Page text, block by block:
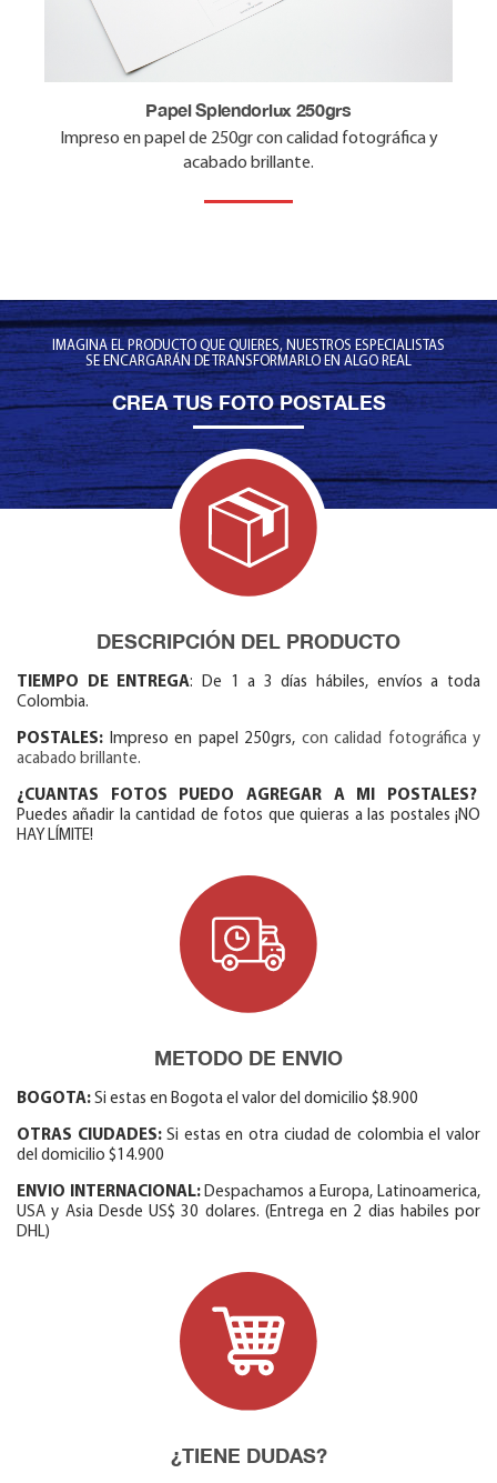
Listo para notas de amor
mensaje en el reverso.
Papel Splendorlux 250grs
Impreso en papel de 250gr con calidad fotográfica y
acabado brillante.
IMAGINA EL PRODUCTO QUE QUIERES, NUESTROS ESPECIALISTAS
SE ENCARGARÁN DE TRANSFORMARLO EN ALGO REAL
CREA TUS FOTO POSTALES
DESCRIPCIÓN DEL PRODUCTO
TIEMPO DE ENTREGA: De 1 a 3 días hábiles, envíos a toda
Colombia.
POSTALES: Impreso en papel 250grs, con calidad fotográfica y
acabado brillante.
¿CUANTAS FOTOS PUEDO AGREGAR A MI POSTALES?
Puedes añadir la cantidad de fotos que quieras a las postales ¡NO
HAY LÍMITE!
METODO DE ENVIO
BOGOTA: Si estas en Bogota el valor del domicilio $8.900
OTRAS CIUDADES:Si estas en otra ciudad de colombia el valor
del domicilio $14.900
ENVIO INTERNACIONAL:Despachamos a Europa, Latinoamerica,
USA y Asia Desde US$ 30 dolares. (Entrega en 2 dias habiles por
DHL)
¿TIENE DUDAS?